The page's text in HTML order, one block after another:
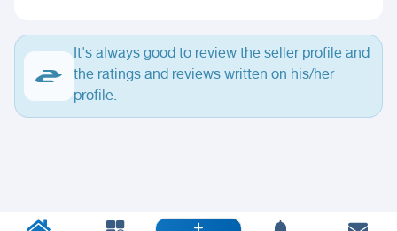
It's always good to review the seller profile and
the ratings and reviews written on his/her
profile.